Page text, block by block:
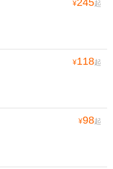
¥245起
¥118起
¥98起